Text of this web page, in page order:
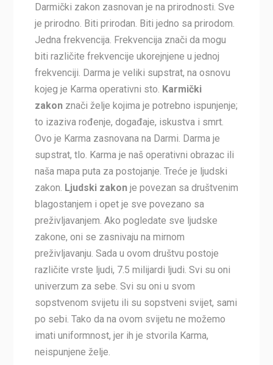
Darmički zakon zasnovan je na prirodnosti. Sve
je prirodno. Biti prirodan. Biti jedno sa prirodom.
Jedna frekvencija. Frekvencija znači da mogu
biti različite frekvencije ukorejnjene u jednoj
frekvenciji. Darma je veliki supstrat, na osnovu
kojeg je Karma operativni sto. Karmički
zakonznači želje kojima je potrebno ispunjenje;
to izaziva rođenje, događaje, iskustva i smrt.
Ovo je Karma zasnovana na Darmi. Darma je
supstrat, tlo. Karma je naš operativni obrazac ili
naša mapa puta za postojanje. Treće je ljudski
zakon. Ljudski zakonje povezan sa društvenim
blagostanjem i opet je sve povezano sa
preživljavanjem. Ako pogledate sve ljudske
zakone, oni se zasnivaju na mirnom
preživljavanju. Sada u ovom društvu postoje
različite vrste ljudi, 7.5 milijardi ljudi. Svi su oni
univerzum za sebe. Svi su oni u svom
sopstvenom svijetu ili su sopstveni svijet, sami
po sebi. Tako da na ovom svijetu ne možemo
imati uniformnost, jer ih je stvorila Karma,
neispunjene želje.